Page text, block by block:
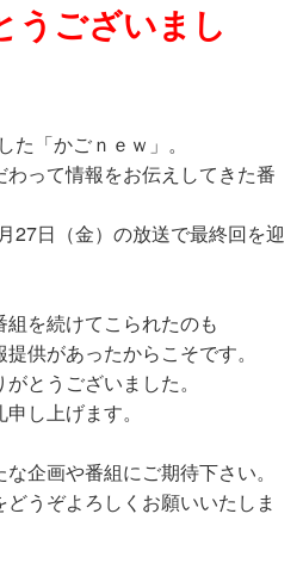
うございまし
「かごｎｅｗ」。
って情報をお伝えしてきた番
27日（金）の放送で最終回を迎
を続けてこられたのも
供があったからこそです。
とうございました。
し上げます。
企画や番組にご期待下さい。
うぞよろしくお願いいたしま